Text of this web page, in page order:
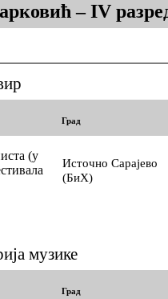
– IV
Град
(у
Источно Сарајево
(БиХ)
музике
Град